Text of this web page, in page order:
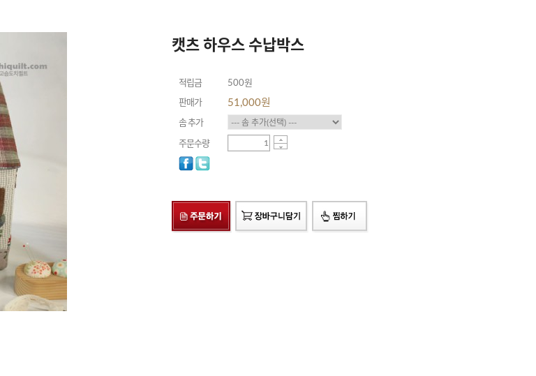
캣츠 하우스 수납박스
적립금 500원
판매가 51,000원
솜 추가
주문수량